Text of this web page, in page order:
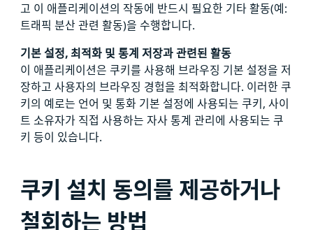
고 이 애플리케이션의 작동에 반드시 필요한 기타 활동(예:
트래픽 분산 관련 활동)을 수행합니다.
기본 설정, 최적화 및 통계 저장과 관련된 활동
이 애플리케이션은 쿠키를 사용해 브라우징 기본 설정을 저
장하고 사용자의 브라우징 경험을 최적화합니다. 이러한 쿠
키의 예로는 언어 및 통화 기본 설정에 사용되는 쿠키, 사이
트 소유자가 직접 사용하는 자사 통계 관리에 사용되는 쿠
키 등이 있습니다.
쿠키 설치 동의를 제공하거나
철회하는 방법